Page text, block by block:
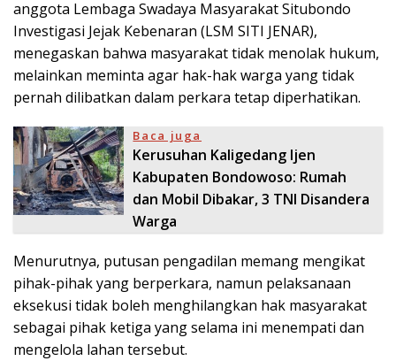
anggota Lembaga Swadaya Masyarakat Situbondo
Investigasi Jejak Kebenaran (LSM SITI JENAR),
menegaskan bahwa masyarakat tidak menolak hukum,
melainkan meminta agar hak-hak warga yang tidak
pernah dilibatkan dalam perkara tetap diperhatikan.
Baca juga
Kerusuhan Kaligedang Ijen
Kabupaten Bondowoso: Rumah
dan Mobil Dibakar, 3 TNI Disandera
Warga
Menurutnya, putusan pengadilan memang mengikat
pihak-pihak yang berperkara, namun pelaksanaan
eksekusi tidak boleh menghilangkan hak masyarakat
sebagai pihak ketiga yang selama ini menempati dan
mengelola lahan tersebut.